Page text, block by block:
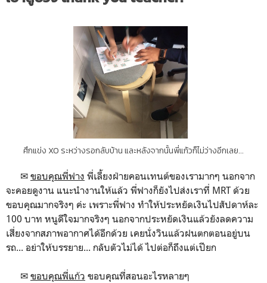
ศึกแข่ง XO ระหว่างรอกลับบ้าน และหลังจากนั้นพี่แก้วก็ไม่ว่างอีกเลย...
✉ ขอบคุณพี่ฟาง พี่เลี้ยงฝ่ายคอนเทนต์ของเรามากๆ นอกจาก
จะคอยดูงาน แนะนำงานให้แล้ว พี่ฟางก็ยังไปส่งเราที่ MRT ด้วย
ขอบคุณมากจริงๆ ค่ะ เพราะพี่ฟาง ทำให้ประหยัดเงินไปสัปดาห์ละ
100 บาท หนูดีใจมากจริงๆ นอกจากประหยัดเงินแล้วยังลดความ
เสี่ยงจากสภาพอากาศได้อีกด้วย เคยนั่งวินแล้วฝนตกตอนอยู่บน
รถ... อย่าให้บรรยาย... กลับตัวไม่ได้ ไปต่อก็ถึงแต่เปียก
✉ ขอบคุณพี่แก้ว ขอบคุณที่สอนอะไรหลายๆ